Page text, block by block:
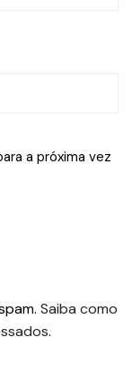
a próxima vez
Saiba como
.